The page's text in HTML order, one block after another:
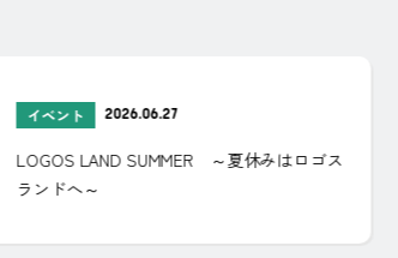
LOGOS LAND SUMMER ～夏休みはロゴス
ランドへ～
イベント 2026.06.27